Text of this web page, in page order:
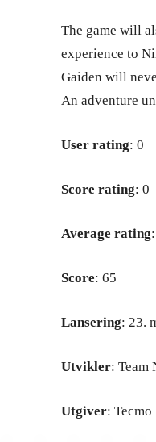
The game will
experience to
Gaiden will
An adventure
User rating: 0
Score rating: 0
Average rating
Score: 65
Lansering: 23.
Utvikler: Team
Utgiver: Tecmo